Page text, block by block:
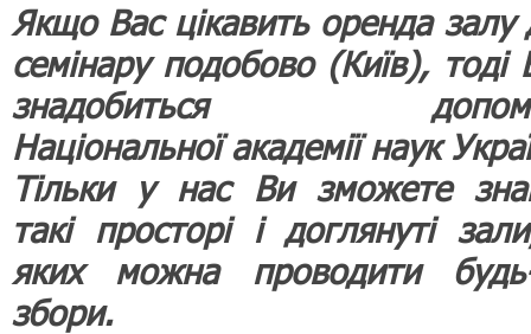
Якщо Вас цікавить оренда залу
семінару подобово (Київ), тоді
знадобиться
Національної академії наук
Тільки у нас Ви зможете
такі просторі і доглянуті
яких можна проводити будь-
збори.